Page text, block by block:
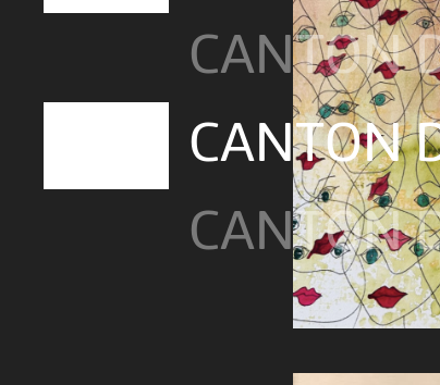
CANTON
CANTON
CANTON